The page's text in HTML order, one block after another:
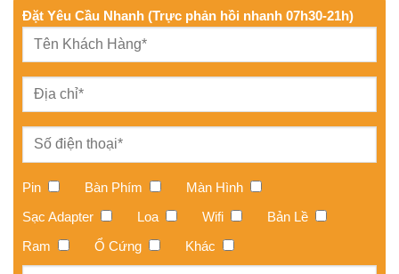
Đặt Yêu Cầu Nhanh (Trực phản hồi nhanh 07h30-21h)
Pin Bàn Phím
Màn Hình
Sạc Adapter
Loa Wifi
Bản Lề
Ram
Ổ Cứng Khác